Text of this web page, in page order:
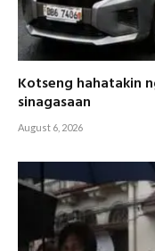
Kotseng hahatakin
sinagasaan
August 6, 2026